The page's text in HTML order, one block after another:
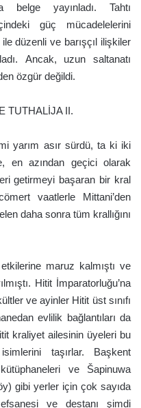
belge yayınladı. Tahtı
güç mücadelelerini
düzenli ve barışçıl ilişkiler
Ancak, uzun saltanatı
özgür değildi.
TUTHALİJA II.
yarım asır sürdü, ta ki iki
en azından geçici olarak
getirmeyi başaran bir kral
vaatlerle Mittani’den
daha sonra tüm krallığını
maruz kalmıştı ve
Hitit İmparatorluğu’na
ve ayinler Hitit üst sınıfı
evlilik bağlantıları da
kraliyet ailesinin üyeleri bu
taşırlar. Başkent
ve Šapinuwa
gibi yerler için çok sayıda
ve destanı şimdi